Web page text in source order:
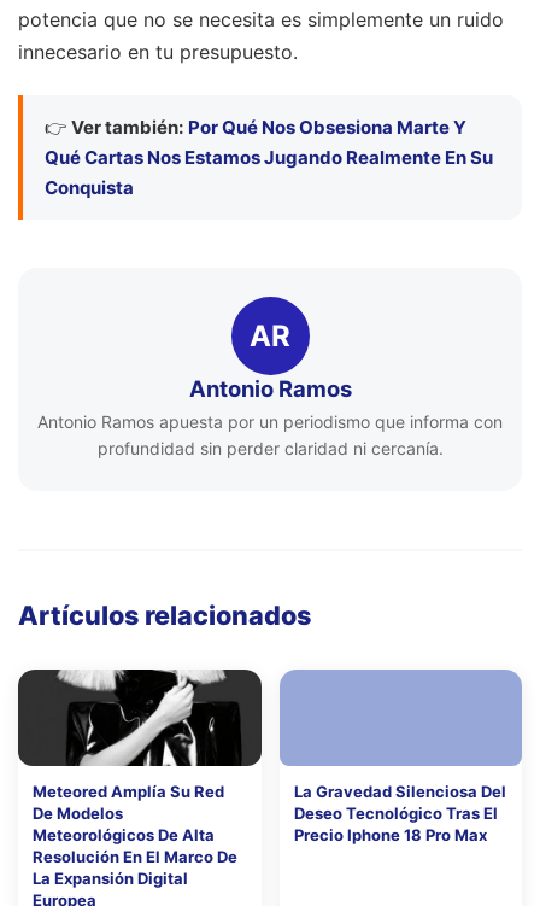
potencia que no se necesita es simplemente un ruido
innecesario en tu presupuesto.
👉 Ver también: Por Qué Nos Obsesiona Marte Y
Qué Cartas Nos Estamos Jugando Realmente En Su
Conquista
AR
Antonio Ramos
Antonio Ramos apuesta por un periodismo que informa con
profundidad sin perder claridad ni cercanía.
Artículos relacionados
Meteored Amplía Su Red
De Modelos
Meteorológicos De Alta
Resolución En El Marco De
La Expansión Digital
Europea
La Gravedad Silenciosa Del
Deseo Tecnológico Tras El
Precio Iphone 18 Pro Max